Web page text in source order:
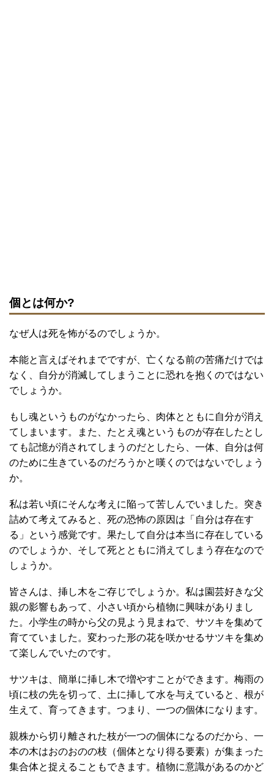
個とは何か?
なぜ人は死を怖がるのでしょうか。
本能と言えばそれまでですが、亡くなる前の苦痛だけでは
なく、自分が消滅してしまうことに恐れを抱くのではない
でしょうか。
もし魂というものがなかったら、肉体とともに自分が消え
てしまいます。また、たとえ魂というものが存在したとし
ても記憶が消されてしまうのだとしたら、一体、自分は何
のために生きているのだろうかと嘆くのではないでしょう
か。
私は若い頃にそんな考えに陥って苦しんでいました。突き
詰めて考えてみると、死の恐怖の原因は「自分は存在す
る」という感覚です。果たして自分は本当に存在している
のでしょうか、そして死とともに消えてしまう存在なので
しょうか。
皆さんは、挿し木をご存じでしょうか。私は園芸好きな父
親の影響もあって、小さい頃から植物に興味がありまし
た。小学生の時から父の見よう見まねで、サツキを集めて
育てていました。変わった形の花を咲かせるサツキを集め
て楽しんでいたのです。
サツキは、簡単に挿し木で増やすことができます。梅雨の
頃に枝の先を切って、土に挿して水を与えていると、根が
生えて、育ってきます。つまり、一つの個体になります。
親株から切り離された枝が一つの個体になるのだから、一
本の木はおのおのの枝（個体となり得る要素）が集まった
集合体と捉えることもできます。植物に意識があるのかど